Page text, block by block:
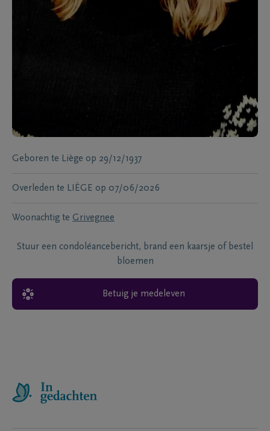
Geboren te Liège op 29/12/1937
Overleden te LIÈGE op 07/06/2026
Woonachtig te Grivegnee
Stuur een condoléancebericht, brand een kaarsje of bestel
bloemen
Betuig je medeleven